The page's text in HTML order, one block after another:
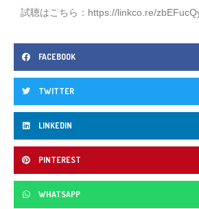
試聴はこちら： https://linkco.re/
FACEBOOK
TWITTER
LINKEDIN
PINTEREST
WHATSAPP